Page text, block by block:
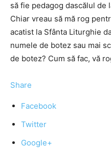
să fie pedagog dascălul
Chiar vreau să mă rog
acatist la Sfânta Liturghie
numele de botez sau mai
de botez? Cum să fac, vă
Share
Facebook
Twitter
Google+